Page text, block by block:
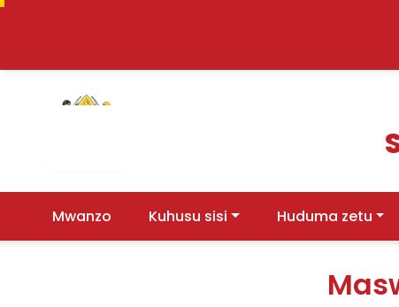
Mwanzo (current)Kuhusu sisi Huduma zetu